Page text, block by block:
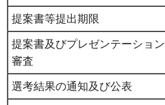
提案書等提出期限
提案書及びプレゼンテーション
審査
選考結果の通知及び公表